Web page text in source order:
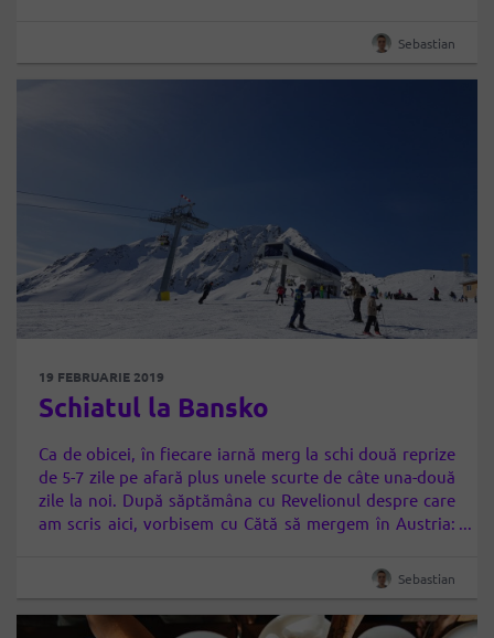
Sebastian
19 FEBRUARIE 2019
Schiatul la Bansko
Ca de obicei, în fiecare iarnă merg la schi două reprize
de 5-7 zile pe afară plus unele scurte de câte una-două
zile la noi. După săptămâna cu Revelionul despre care
am scris aici, vorbisem cu Cătă să mergem în Austria:
Sebastian